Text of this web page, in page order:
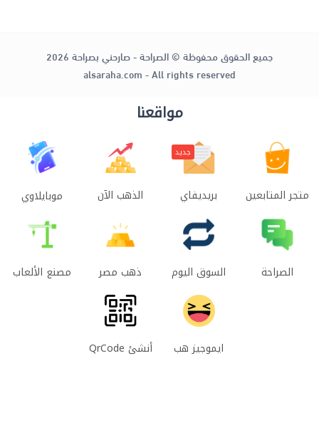
جميع الحقوق محفوظة © الصراحة - صارحني بصراحة 2026
alsaraha.com - All rights reserved